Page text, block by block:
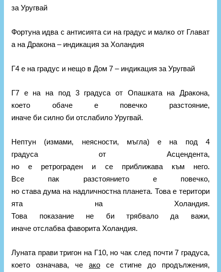
за Уругвай
Фортуна идва с антисията си на градус и малко от Глават
а на Дракона – индикация за Холандия
Г4 е на градус и нещо в Дом 7 – индикация за Уругвай
Г7 е на на под 3 градуса от Опашката на Дракона,
което обаче е повечко разстояние,
иначе би силно би отслабило Уругвай.
Нептун (измами, неясности, мъгла) е на под 4
градуса от Асцендента,
но е ретрограден и се приближава към него.
Все пак разстоянието е повечко,
но става дума на надличностна планета. Това е територи
ята на Холандия.
Това показание не би трябвало да важи,
иначе отслабва фаворита Холандия.
Луната прави тригон на Г10, но чак след почти 7 градуса,
което означава, чеако се стигне до продължения,